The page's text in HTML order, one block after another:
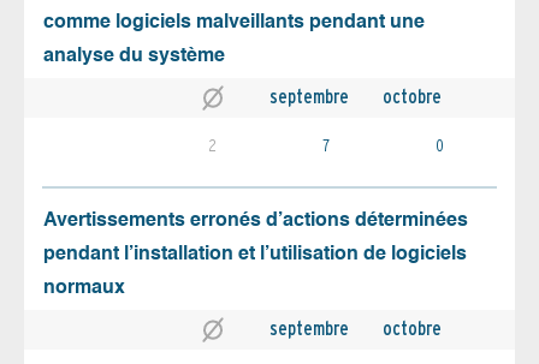
comme logiciels malveillants pendant une
analyse du système
septembre octobre
2 7 0
Avertissements erronés d’actions déterminées
pendant l’installation et l’utilisation de logiciels
normaux
septembre octobre